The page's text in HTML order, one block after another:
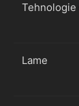
Tehnologie
Lame